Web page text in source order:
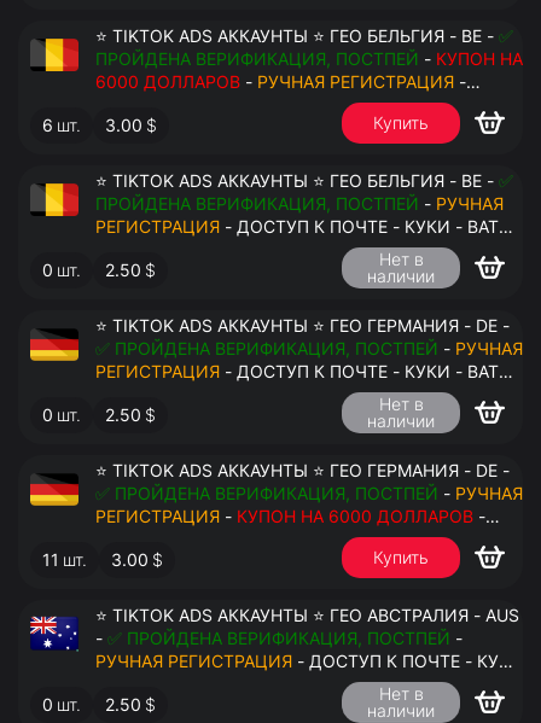
⭐ TIKTOK ADS АККАУНТЫ ⭐ ГЕО БЕЛЬГИЯ - BE - ✅
ПРОЙДЕНА ВЕРИФИКАЦИЯ, ПОСТПЕЙ - КУПОН НА
6000 ДОЛЛАРОВ - РУЧНАЯ РЕГИСТРАЦИЯ -
ДОСТУП К ПОЧТЕ - КУКИ - ВАТ ЗАПОЛНЕН -
ПЕРЕДАЧА В АНТИДЕТЕКТ
6 шт. 3.00 $ Купить
⭐ TIKTOK ADS АККАУНТЫ ⭐ ГЕО БЕЛЬГИЯ - BE - ✅
ПРОЙДЕНА ВЕРИФИКАЦИЯ, ПОСТПЕЙ - РУЧНАЯ
РЕГИСТРАЦИЯ - ДОСТУП К ПОЧТЕ - КУКИ - ВАТ
ЗАПОЛНЕН - ПЕРЕДАЧА В АНТИДЕТЕКТ
0 шт. 2.50 $
Нет в
наличии
⭐ TIKTOK ADS АККАУНТЫ ⭐ ГЕО ГЕРМАНИЯ - DE -
✅ ПРОЙДЕНА ВЕРИФИКАЦИЯ, ПОСТПЕЙ - РУЧНАЯ
РЕГИСТРАЦИЯ - ДОСТУП К ПОЧТЕ - КУКИ - ВАТ
ЗАПОЛНЕН - ПЕРЕДАЧА В АНТИДЕТЕКТ
0 шт. 2.50 $
Нет в
наличии
⭐ TIKTOK ADS АККАУНТЫ ⭐ ГЕО ГЕРМАНИЯ - DE -
✅ ПРОЙДЕНА ВЕРИФИКАЦИЯ, ПОСТПЕЙ - РУЧНАЯ
РЕГИСТРАЦИЯ - КУПОН НА 6000 ДОЛЛАРОВ -
ДОСТУП К ПОЧТЕ - КУКИ - ВАТ ЗАПОЛНЕН -
ПЕРЕДАЧА В АНТИДЕТЕКТ
11 шт. 3.00 $ Купить
⭐ TIKTOK ADS АККАУНТЫ ⭐ ГЕО АВСТРАЛИЯ - AUS
- ✅ ПРОЙДЕНА ВЕРИФИКАЦИЯ, ПОСТПЕЙ -
РУЧНАЯ РЕГИСТРАЦИЯ - ДОСТУП К ПОЧТЕ - КУКИ
- ВАТ ЗАПОЛНЕН - ПЕРЕДАЧА В АНТИДЕТЕКТ
0 шт. 2.50 $
Нет в
наличии
$